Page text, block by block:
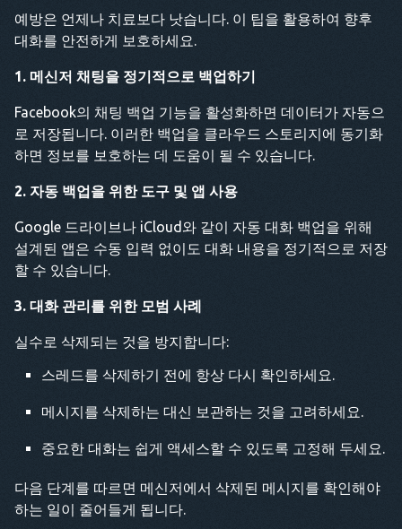
예방은 언제나 치료보다 낫습니다. 이 팁을 활용하여 향후
대화를 안전하게 보호하세요.
1. 메신저 채팅을 정기적으로 백업하기
Facebook의 채팅 백업 기능을 활성화하면 데이터가 자동으
로 저장됩니다. 이러한 백업을 클라우드 스토리지에 동기화
하면 정보를 보호하는 데 도움이 될 수 있습니다.
2. 자동 백업을 위한 도구 및 앱 사용
Google 드라이브나 iCloud와 같이 자동 대화 백업을 위해
설계된 앱은 수동 입력 없이도 대화 내용을 정기적으로 저장
할 수 있습니다.
3. 대화 관리를 위한 모범 사례
실수로 삭제되는 것을 방지합니다:
스레드를 삭제하기 전에 항상 다시 확인하세요.
메시지를 삭제하는 대신 보관하는 것을 고려하세요.
중요한 대화는 쉽게 액세스할 수 있도록 고정해 두세요.
다음 단계를 따르면 메신저에서 삭제된 메시지를 확인해야
하는 일이 줄어들게 됩니다.